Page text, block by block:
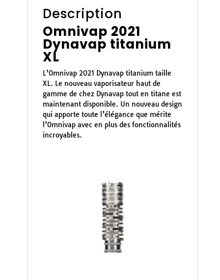
Description
Omnivap 2021
Dynavap titanium
XL
L’Omnivap 2021 Dynavap titanium taille
XL. Le nouveau vaporisateur haut de
gamme de chez Dynavap tout en titane est
maintenant disponible. Un nouveau design
qui apporte toute l’élégance que mérite
l’Omnivap avec en plus des fonctionnalités
incroyables.